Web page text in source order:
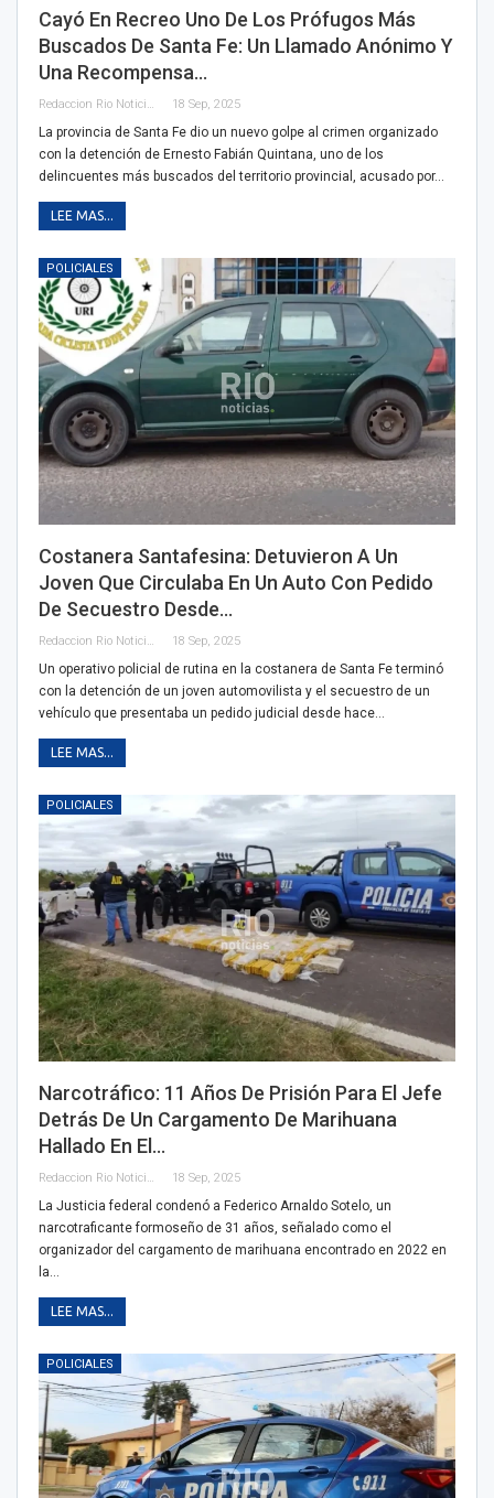
Cayó En Recreo Uno De Los Prófugos Más
Buscados De Santa Fe: Un Llamado Anónimo Y
Una Recompensa…
Redaccion Rio Noticias 18 Sep, 2025
La provincia de Santa Fe dio un nuevo golpe al crimen organizado
con la detención de Ernesto Fabián Quintana, uno de los
delincuentes más buscados del territorio provincial, acusado por…
LEE MAS...
POLICIALES
Costanera Santafesina: Detuvieron A Un
Joven Que Circulaba En Un Auto Con Pedido
De Secuestro Desde…
Redaccion Rio Noticias 18 Sep, 2025
Un operativo policial de rutina en la costanera de Santa Fe terminó
con la detención de un joven automovilista y el secuestro de un
vehículo que presentaba un pedido judicial desde hace…
LEE MAS...
POLICIALES
Narcotráfico: 11 Años De Prisión Para El Jefe
Detrás De Un Cargamento De Marihuana
Hallado En El…
Redaccion Rio Noticias 18 Sep, 2025
La Justicia federal condenó a Federico Arnaldo Sotelo, un
narcotraficante formoseño de 31 años, señalado como el
organizador del cargamento de marihuana encontrado en 2022 en
la…
LEE MAS...
POLICIALES